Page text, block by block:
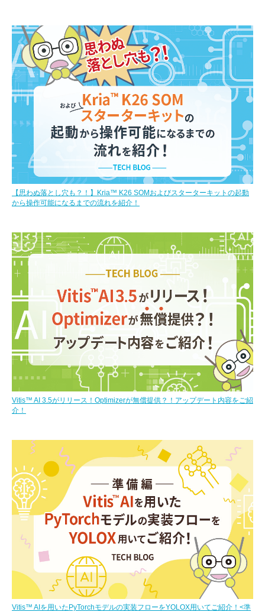
【思わぬ落とし穴も？！】Kria™ K26 SOMおよびスターターキットの起動
から操作可能になるまでの流れを紹介！
Vitis™ AI 3.5がリリース！Optimizerが無償提供？！アップデート内容をご紹
介！
Vitis™ AIを用いたPyTorchモデルの実装フローをYOLOX用いてご紹介！<準